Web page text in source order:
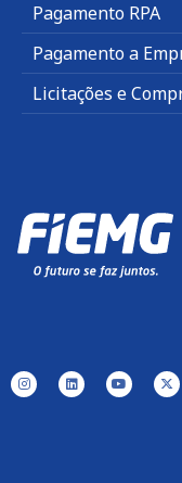
Pagamento RPA
Pagamento a
Licitações e